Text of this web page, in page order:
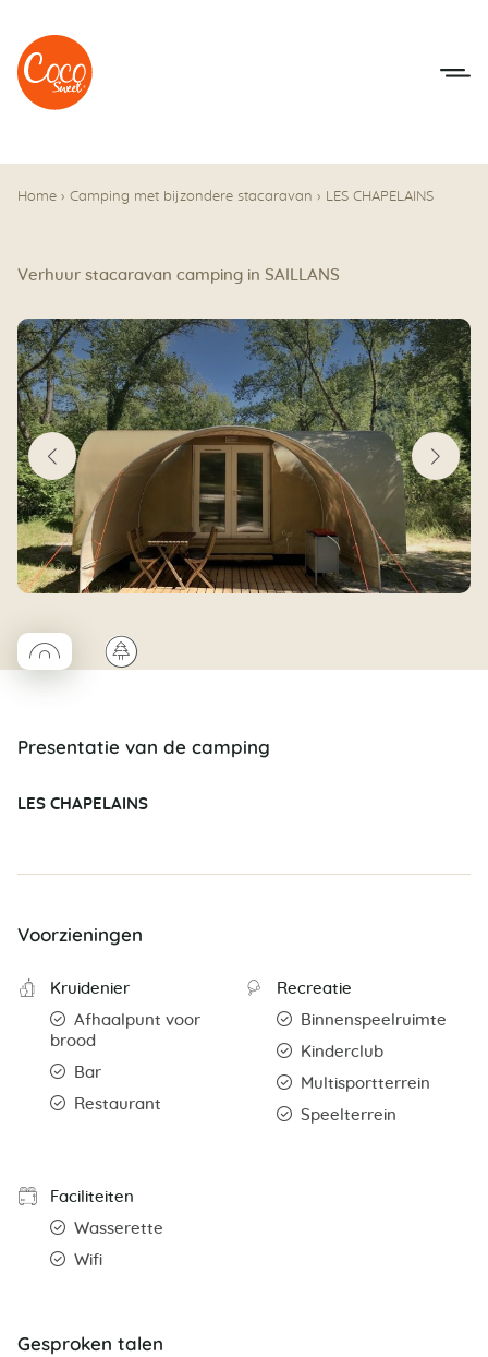
Naar het menu
Naar de inhoudsopgave
Home › Camping met bijzondere stacaravan › LES CHAPELAINS
Verhuur stacaravan camping in SAILLANS
◯Coco rond🌲
Presentatie van de camping
LES CHAPELAINS
Voorzieningen
Kruidenier
Afhaalpunt voor
brood
Bar
Restaurant
Recreatie
Binnenspeelruimte
Kinderclub
Multisportterrein
Speelterrein
Faciliteiten
Wasserette
Wifi
Gesproken talen